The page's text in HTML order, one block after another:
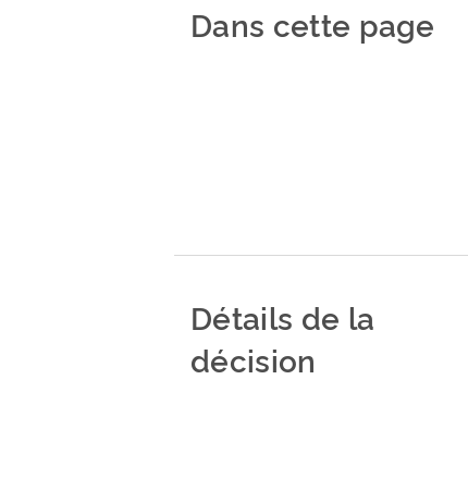
Dans cette page
Détails de la
décision